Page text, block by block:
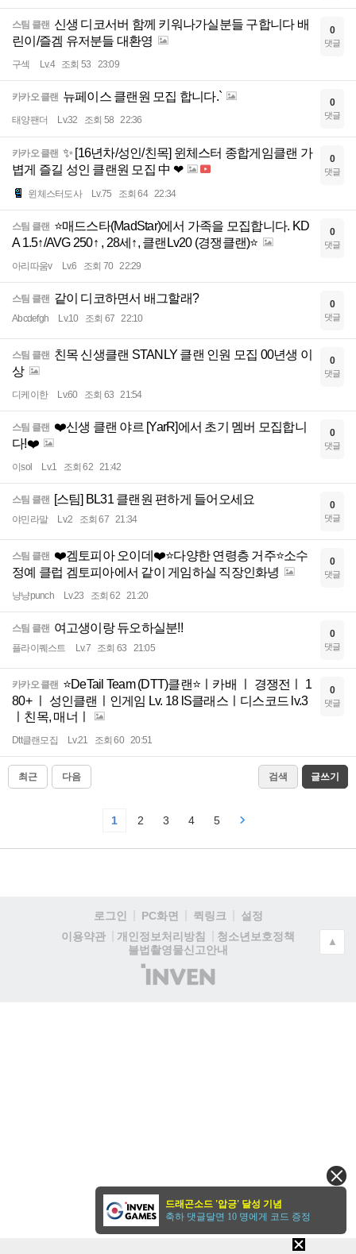
스팀 클랜 신생 디코서버 함께 키워나가실분들 구합니다 배
린이/즐겜 유저분들 대환영
구섹 Lv.4 조회 53 23:09
0
댓글
카카오 클랜 뉴페이스 클랜원 모집 합니다.`
태양팬더 Lv.32 조회 58 22:36
0
댓글
카카오 클랜 ✨ [16년차/성인/친목] 윈체스터 종합게임클랜 가
볍게 즐길 성인 클랜원 모집 中 ❤
윈체스터도사 Lv.75 조회 64 22:34
0
댓글
스팀 클랜 ⭐매드스타(MadStar)에서 가족을 모집합니다. KD
A 1.5↑/AVG 250↑ , 28세↑, 클랜Lv20 (경쟁클랜)⭐
아리따움v Lv.6 조회 70 22:29
0
댓글
스팀 클랜 같이 디코하면서 배그할래?
Abcdefgh Lv.10 조회 67 22:10
0
댓글
스팀 클랜 친목 신생클랜 STANLY 클랜 인원 모집 00년생 이
상
디케이한 Lv.60 조회 63 21:54
0
댓글
스팀 클랜 ❤️신생 클랜 야르 [YarR]에서 초기 멤버 모집합니
다!❤️
이sol Lv.1 조회 62 21:42
0
댓글
스팀 클랜 [스팀] BL31 클랜원 편하게 들어오세요
야민라말 Lv.2 조회 67 21:34
0
댓글
스팀 클랜 ❤️겜토피아 오이데❤️⭐️다양한 연령층 거주⭐️소수
정예 클럽 겜토피아에서 같이 게임하실 직장인화녕
냥냥punch Lv.23 조회 62 21:20
0
댓글
스팀 클랜 여고생이랑 듀오하실분!!
플라이퀘스트 Lv.7 조회 63 21:05
0
댓글
카카오 클랜 ⭐DeTail Team (DTT)클랜⭐ㅣ카배 ㅣ 경쟁전ㅣ 1
80+ ㅣ 성인클랜ㅣ인게임 Lv. 18 lS클래스ㅣ디스코드 lv.3
ㅣ친목, 매너ㅣ
Dtt클랜모집 Lv.21 조회 60 20:51
0
댓글
최근 다음 검색 글쓰기
1 2 3 4 5
로그인 PC화면 퀵링크
설정
이용약관
개인정보처리방침
청소년보호정책
불법촬영물신고안내
(주)
인
▲
드래곤소드 '압긍' 달성 기념
축하 댓글달면 10 명에게 코드 증정